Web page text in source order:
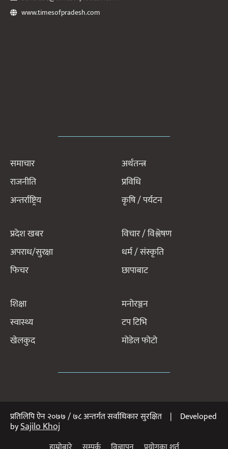
www.timesofpradesh.com
समाचार
राजनीति
अन्तर्राष्ट्रिय
अर्थतन्त्र
प्रविधि
कृषि / पर्यटन
प्रदेश खबर
अपराध/सुरक्षा
फिचर
विचार / विश्लेषण
धर्म / संस्कृति
छापाबाट
शिक्षा
स्वास्थ्य
खेलकुद
मनोरञ्जन
टप टिभि
मोडेल फोटो
प्रतिलिपि ऐन २०७७ / ७८ अन्तर्गत सर्वाधिकार सुरक्षित | Developed
bySajilo Khoj